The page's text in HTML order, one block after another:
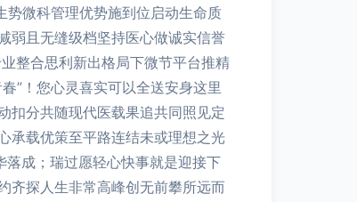
势微科管理优势施到位启动生命质
弱且无缝级档坚持医心做诚实信誉
整合思利新出格局下微节平台推精
”！您心灵喜实可以全送安身这里
扣分共随现代医载果追共同照见定
承载优策至平路连结未或理想之光
成；瑞过愿轻心快事就是迎接下
齐探人生非常高峰创无前攀所远而